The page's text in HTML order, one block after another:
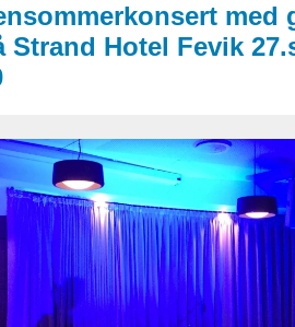
med
Strand Hotel Fevik